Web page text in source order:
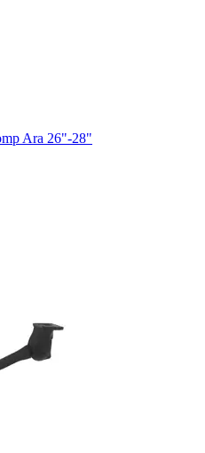
Ara 26"-28"